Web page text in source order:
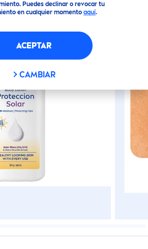
Puedes declinar o revocar tu
en cualquier momento aquí.
ACEPTAR
CAMBIAR